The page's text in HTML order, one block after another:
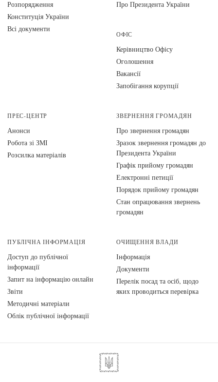
Розпорядження
Конституція України
Всі документи
Про Президента України
ОФІС
Керівництво Офісу
Оголошення
Вакансії
Запобігання корупції
ПРЕС-ЦЕНТР
Анонси
Робота зі ЗМІ
Розсилка матеріалів
ЗВЕРНЕННЯ ГРОМАДЯН
Про звернення громадян
Зразок звернення громадян до
Президента України
Графік прийому громадян
Електронні петиції
Порядок прийому громадян
Стан опрацювання звернень
громадян
ПУБЛІЧНА ІНФОРМАЦІЯ
Доступ до публічної
інформації
Запит на інформацію онлайн
Звіти
Методичні матеріали
Облік публічної інформації
ОЧИЩЕННЯ ВЛАДИ
Інформація
Документи
Перелік посад та осіб, щодо
яких проводиться перевірка